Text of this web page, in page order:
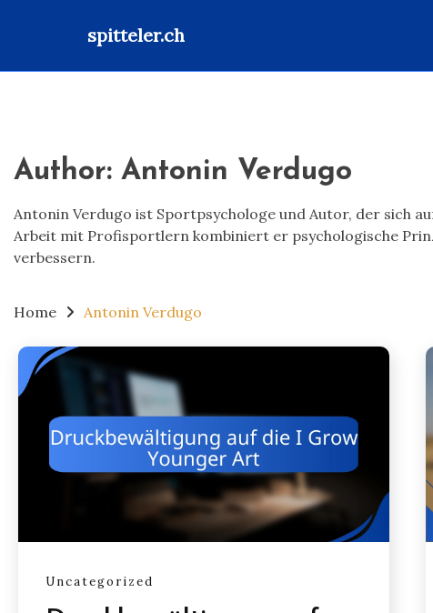
spitteler.ch
Author: Antonin Verdugo
Antonin Verdugo ist Sportpsychologe und Autor, der sich
Arbeit mit Profisportlern kombiniert er psychologische
verbessern.
Home Antonin Verdugo
Uncategorized